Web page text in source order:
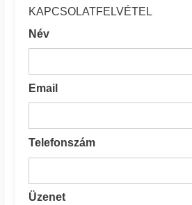
KAPCSOLATFELVÉTEL
Név
Email
Telefonszám
Üzenet